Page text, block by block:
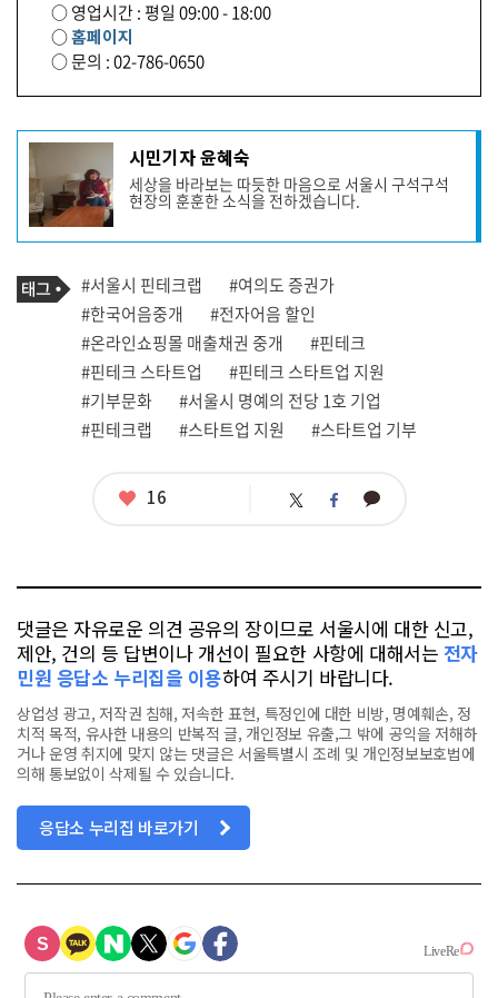
○ 영업시간 : 평일 09:00 - 18:00
○홈페이지
○ 문의 : 02-786-0650
기
사
작
성
자
프
필
시민기자 윤혜숙
세상을 바라보는 따듯한 마음으로 서울시 구석구석
현장의 훈훈한 소식을 전하겠습니다.
기
사
관
련
태
그
태
그
#서울시 핀테크랩
#여의도 증권가
#한국어음중개
#전자어음 할인
#온라인쇼핑몰 매출채권 중개
#핀테크
#핀테크 스타트업
#핀테크 스타트업 지원
#기부문화
#서울시 명예의 전당 1호 기업
#핀테크랩
#스타트업 지원 #스타트업 기부
좋
16 트 페 카
댓글은 자유로운 의견 공유의 장이므로 서울시에 대한 신고,
제안, 건의 등 답변이나 개선이 필요한 사항에 대해서는 전자
민원 응답소 누리집을 이용하여 주시기 바랍니다.
상업성 광고, 저작권 침해, 저속한 표현, 특정인에 대한 비방, 명예훼손, 정
치적 목적, 유사한 내용의 반복적 글, 개인정보 유출,그 밖에 공익을 저해하
거나 운영 취지에 맞지 않는 댓글은 서울특별시 조례 및 개인정보보호법에
의해 통보없이 삭제될 수 있습니다.
응답소 누리집 바로가기